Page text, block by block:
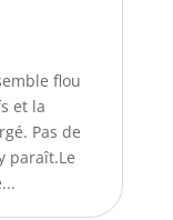
flou
et la
Pas de
paraît.Le